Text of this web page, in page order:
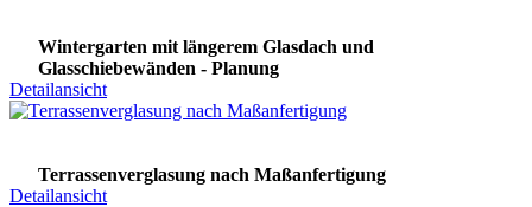
Wintergarten mit längerem Glasdach und
Glasschiebewänden - Planung
Detailansicht
Terrassenverglasung nach Maßanfertigung
Detailansicht